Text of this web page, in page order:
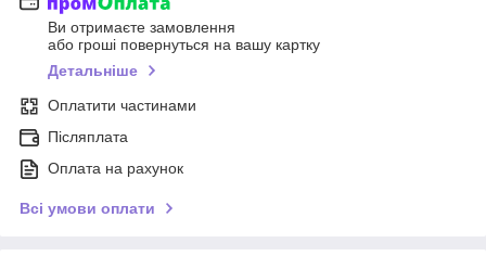
Ви отримаєте замовлення
або гроші повернуться на вашу картку
Детальніше
Оплатити частинами
Післяплата
Оплата на рахунок
Всі умови оплати